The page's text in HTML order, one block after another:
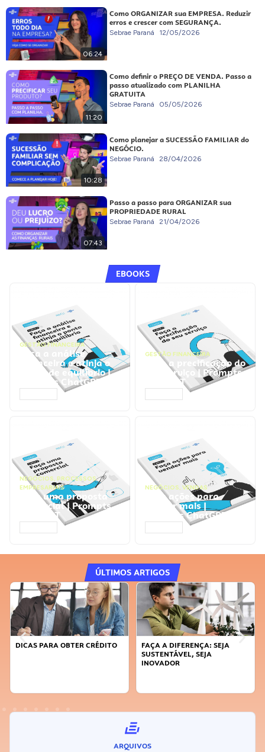
06:24
Como ORGANIZAR sua EMPRESA. Reduzir
erros e crescer com SEGURANÇA.
Sebrae Paraná 12/05/2026
11:20
Como definir o PREÇO DE VENDA. Passo a
passo atualizado com PLANILHA
GRATUITA
Sebrae Paraná 05/05/2026
10:28
Como planejar a SUCESSÃO FAMILIAR do
NEGÓCIO.
Sebrae Paraná 28/04/2026
07:43
Passo a passo para ORGANIZAR sua
PROPRIEDADE RURAL
Sebrae Paraná 21/04/2026
EBOOKS
GESTÃO FINANCEIRA
Faça a análise
financeira e atinja o
ponto de equilíbrio |
Prompts ChatGPT
GESTÃO FINANCEIRA
Faça a precificação do
seu serviço | Prompts
ChatGPT
NEGÓCIOS, PROCESSOS
EMPRESARIAIS
Faça uma proposta
comercial | Prompts
ChatGPT
NEGÓCIOS, VENDAS
Faça ações para
vender mais |
Prompts ChatGPT
ÚLTIMOS ARTIGOS
DICAS PARA OBTER CRÉDITO
FAÇA A DIFERENÇA: SEJA
SUSTENTÁVEL, SEJA
INOVADOR
ARQUIVOS